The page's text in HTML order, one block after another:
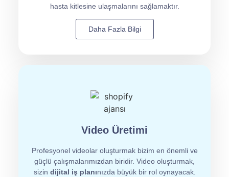
hasta kitlesine ulaşmalarını sağlamaktır.
Daha Fazla Bilgi
Video Üretimi
Profesyonel videolar oluşturmak bizim en önemli ve
güçlü çalışmalarımızdan biridir. Video oluşturmak,
sizin dijital iş planınızda büyük bir rol oynayacak.